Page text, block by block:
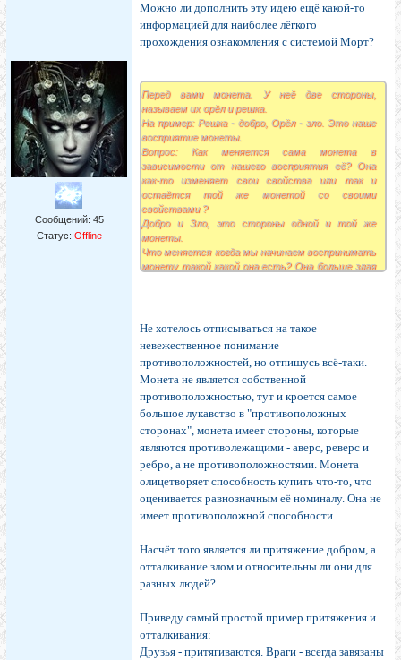
Сообщений: 45
Статус: Offline
Можно ли дополнить эту идею ещё какой-то
информацией для наиболее лёгкого
прохождения ознакомления с системой Морт?
Перед вами монета. У неё две стороны,
называем их орёл и решка.
На пример: Решка - добро, Орёл - зло. Это наше
восприятие монеты.
Вопрос: Как меняется сама монета в
зависимости от нашего восприятия её? Она
как-то изменяет свои свойства или так и
остаётся той же монетой со своими
свойствами ?
Добро и Зло, это стороны одной и той же
монеты.
Что меняется когда мы начинаем воспринимать
монету такой какой она есть? Она больше злая
Не хотелось отписываться на такое
невежественное понимание
противоположностей, но отпишусь всё-таки.
Монета не является собственной
противоположностью, тут и кроется самое
большое лукавство в "противоположных
сторонах", монета имеет стороны, которые
являются противолежащими - аверс, реверс и
ребро, а не противоположностями. Монета
олицетворяет способность купить что-то, что
оценивается равнозначным её номиналу. Она не
имеет противоположной способности.
Насчёт того является ли притяжение добром, а
отталкивание злом и относительны ли они для
разных людей?
Приведу самый простой пример притяжения и
отталкивания:
Друзья - притягиваются. Враги - всегда завязаны